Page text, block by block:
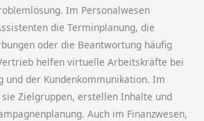
Im Personalwesen
die Terminplanung, die
oder die Beantwortung häufig
helfen virtuelle Arbeitskräfte bei
und der Kundenkommunikation. Im
Zielgruppen, erstellen Inhalte und
Auch im Finanzwesen,